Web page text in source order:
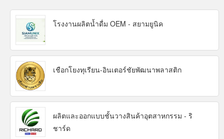
โรงงานผลิตน้ำดื่ม OEM - สยามยูนิค
เชือกโยงทุเรียน-อินเตอร์ชัยพัฒนาพลาสติก
ผลิตและออกแบบชั้นวางสินค้าอุตสาหกรรม - ริ
ชาร์ด